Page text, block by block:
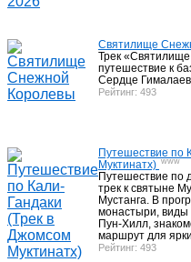
Треки, туры Непал 23
Восхождения Непал
Трековые пики Непала 10
Программы на ближайшие
Святилище
Трек
путешествие к
Сердце Гималаев
Рейтинг: 493
Путешествие по
Муктинатх) www
Путешествие по
трек к святыне
Мустанга. В
монастыри, виды
Пун-Хилл,
маршрут для
Рейтинг: 493